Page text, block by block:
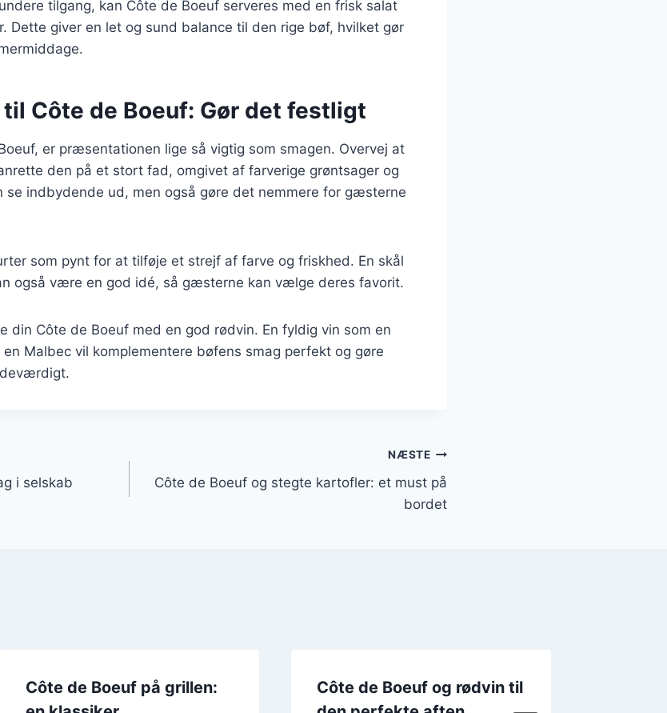
tilgang, kan Côte de Boeuf serveres med en frisk salat
Dette giver en let og sund balance til den rige bøf, hvilket gør
Côte de Boeuf: Gør det festligt
er præsentationen lige så vigtig som smagen. Overvej at
den på et stort fad, omgivet af farverige grøntsager og
se indbydende ud, men også gøre det nemmere for gæsterne
som pynt for at tilføje et strejf af farve og friskhed. En skål
også være en god idé, så gæsterne kan vælge deres favorit.
din Côte de Boeuf med en god rødvin. En fyldig vin som en
Malbec vil komplementere bøfens smag perfekt og gøre
i selskab
NÆSTE
Côte de Boeuf og stegte kartofler: et must på
bordet
Côte de Boeuf på grillen:
Côte de Boeuf og rødvin til